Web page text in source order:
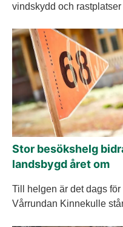
vindskydd och
Stor besökshelg
landsbygd året om
Till helgen är det dags
Vårrundan Kinnekulle